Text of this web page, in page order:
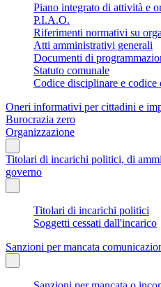
Piano integrato di attività e
P.I.A.O.
Riferimenti normativi su
Atti amministrativi generali
Documenti di
Statuto comunale
Codice disciplinare e codice
Oneri informativi per cittadini e
Burocrazia zero
Organizzazione
Titolari di incarichi politici, di
governo
Titolari di incarichi politici
Soggetti cessati dall'incarico
Sanzioni per mancata